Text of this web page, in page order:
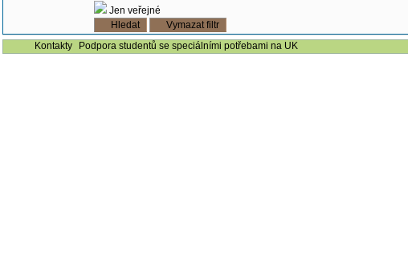
Jen veřejné
Kontakty
Podpora studentů se speciálními potřebami na UK